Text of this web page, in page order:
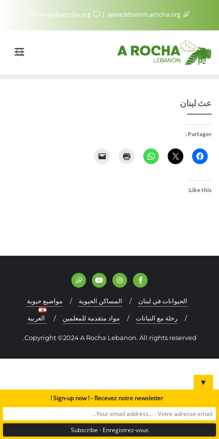
عث لبنان
Partager :
Like this:
الحيوانات في لبنان المساكن الحيوية مواضيع حيوية
رحلة مع النباتات مواد متقدمة للمعلمين العربية
Copyright ©2024 A Rocha Lebanon. All rights reserved.
▼
Sign-up now ! - Recevez notre newsletter !